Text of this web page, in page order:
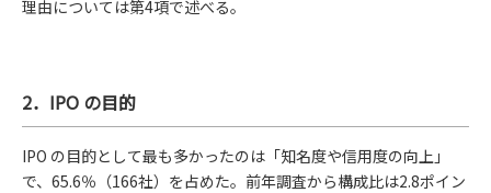
理由については第4項で述べる。
2．IPO の目的
IPO の目的として最も多かったのは「知名度や信用度の向上」
で、65.6％（166社）を占めた。前年調査から構成比は2.8ポイン